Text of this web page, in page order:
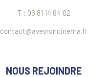
T : 06 81 14 84 02
contact@aveyroncinema.fr
NOUS REJOINDRE